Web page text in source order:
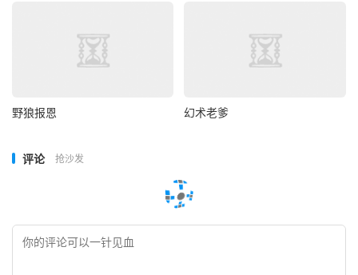
野狼报恩 幻术老爹
评论 抢沙发